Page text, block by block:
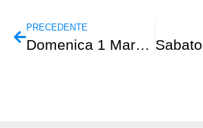
PRECEDENTE
Domenica 1 Marzo – Escursionismo – “Scoffera-M. Lavagnola-Torriglia”